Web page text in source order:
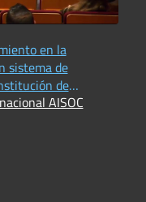
en la
sistema de
de
AISOC